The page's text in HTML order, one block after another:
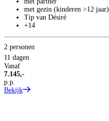
met gezin (kinderen >12 jaar)
Tip van Désiré
+14
2 personen
11 dagen
Vanaf
7.145,-
p.p.
Bekijk